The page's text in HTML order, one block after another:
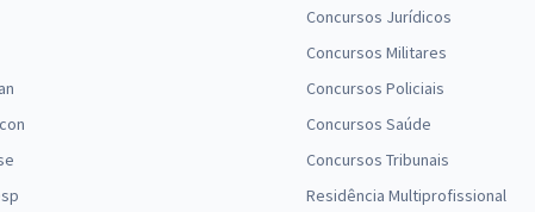
Concursos Jurídicos
Concursos Militares
Concursos Policiais
Concursos Saúde
Concursos Tribunais
Residência Multiprofissional